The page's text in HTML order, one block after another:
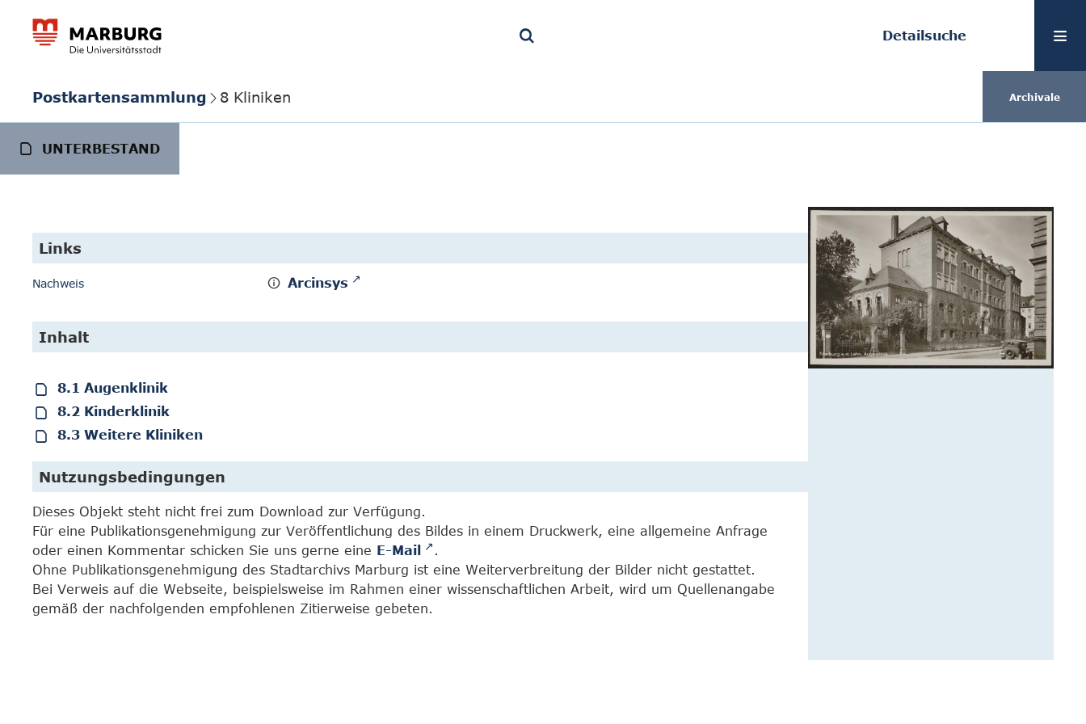
Detailsuche
Postkartensammlung 8 Kliniken Archivale
UNTERBESTAND
Links
Nachweis Arcinsys
Inhalt
8.1 Augenklinik
8.2 Kinderklinik
8.3 Weitere Kliniken
Nutzungsbedingungen
Dieses Objekt steht nicht frei zum Download zur Verfügung.
Für eine Publikationsgenehmigung zur Veröffentlichung des Bildes in einem Druckwerk, eine allgemeine Anfrage
oder einen Kommentar schicken Sie uns gerne eine E-Mail
.
Ohne Publikationsgenehmigung des Stadtarchivs Marburg ist eine Weiterverbreitung der Bilder nicht gestattet.
Bei Verweis auf die Webseite, beispielsweise im Rahmen einer wissenschaftlichen Arbeit, wird um Quellenangabe
gemäß der nachfolgenden empfohlenen Zitierweise gebeten.